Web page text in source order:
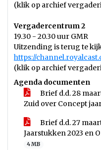
(klik op archief
Vergadercentrum 2
19.30 - 20.30 uur GMR
Uitzending is terug te
https://
(klik op archief
Agenda documenten
Brief d.d. 28
Zuid over Concept
Brief d.d. 27
Jaarstukken 2023 en
4 MB